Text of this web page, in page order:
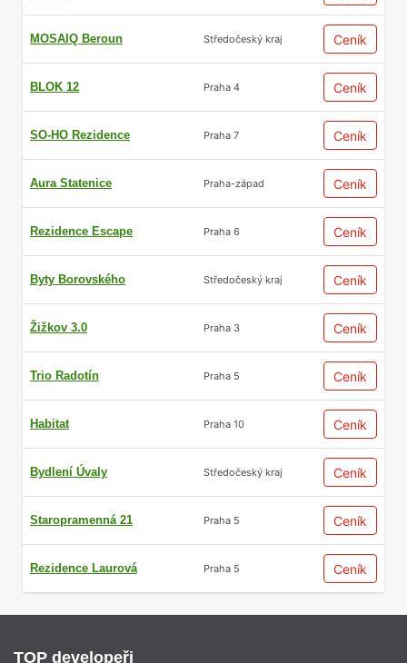
MOSAIQ Beroun Středočeský kraj Ceník
BLOK 12 Praha 4 Ceník
SO-HO Rezidence Praha 7 Ceník
Aura Statenice Praha-západ Ceník
Rezidence Escape Praha 6 Ceník
Byty Borovského Středočeský kraj Ceník
Žižkov 3.0 Praha 3 Ceník
Trio Radotín Praha 5 Ceník
Habitat Praha 10 Ceník
Bydlení Úvaly Středočeský kraj Ceník
Staropramenná 21 Praha 5 Ceník
Rezidence Laurová Praha 5 Ceník
TOP developeři